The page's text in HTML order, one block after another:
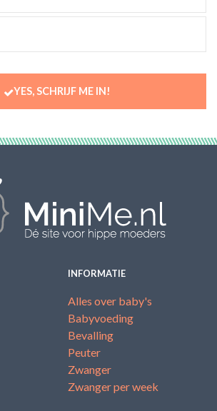
YES, SCHRIJF ME IN!
INFORMATIE
Alles over baby's
Babyvoeding
Bevalling
Peuter
Zwanger
Zwanger per week